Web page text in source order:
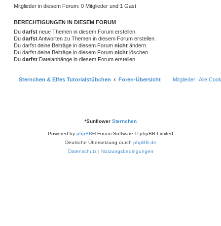
Mitglieder in diesem Forum: 0 Mitglieder und 1 Gast
BERECHTIGUNGEN IN DIESEM FORUM
Du darfst neue Themen in diesem Forum erstellen.
Du darfstAntworten zu Themen in diesem Forum erstellen.
Du darfst deine Beiträge in diesem Forum nicht ändern.
Du darfst deine Beiträge in diesem Forum nicht löschen.
Du darfst Dateianhänge in diesem Forum erstellen.
Sternchen & Elfes Tutorialstübchen Foren-Übersicht Alle
Mitglieder
*Sunflower Sternchen
Powered by phpBB® Forum Software © phpBB Limited
Deutsche Übersetzung durch phpBB.de
Datenschutz | Nutzungsbedingungen